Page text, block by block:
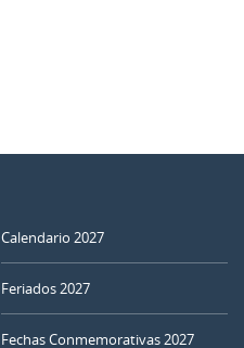
Calendario 2027
Feriados 2027
Fechas Conmemorativas 2027